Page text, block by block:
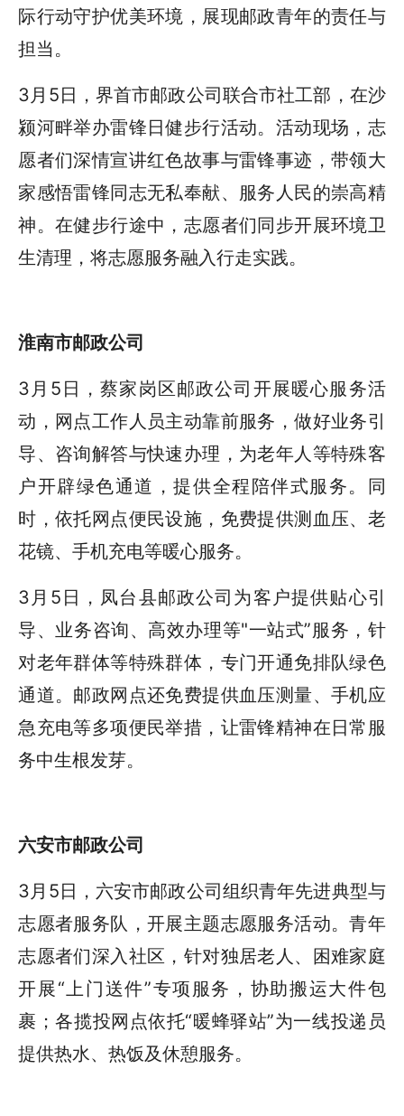
际行动守护优美环境，展现邮政青年的责任与
担当。
3月5日，界首市邮政公司联合市社工部，在沙
颍河畔举办雷锋日健步行活动。活动现场，志
愿者们深情宣讲红色故事与雷锋事迹，带领大
家感悟雷锋同志无私奉献、服务人民的崇高精
神。在健步行途中，志愿者们同步开展环境卫
生清理，将志愿服务融入行走实践。
淮南市邮政公司
3月5日，蔡家岗区邮政公司开展暖心服务活
动，网点工作人员主动靠前服务，做好业务引
导、咨询解答与快速办理，为老年人等特殊客
户开辟绿色通道，提供全程陪伴式服务。同
时，依托网点便民设施，免费提供测血压、老
花镜、手机充电等暖心服务。
3月5日，凤台县邮政公司为客户提供贴心引
导、业务咨询、高效办理等"一站式”服务，针
对老年群体等特殊群体，专门开通免排队绿色
通道。邮政网点还免费提供血压测量、手机应
急充电等多项便民举措，让雷锋精神在日常服
务中生根发芽。
六安市邮政公司
3月5日，六安市邮政公司组织青年先进典型与
志愿者服务队，开展主题志愿服务活动。青年
志愿者们深入社区，针对独居老人、困难家庭
开展“上门送件”专项服务，协助搬运大件包
裹；各揽投网点依托“暖蜂驿站”为一线投递员
提供热水、热饭及休憩服务。